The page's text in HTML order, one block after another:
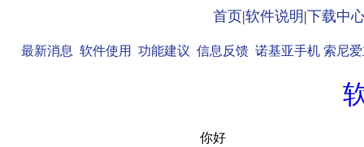
首页|软件说明 |下载中
最新消息 软件使用 功能建议 信息反馈 诺基亚手机 索尼
你好